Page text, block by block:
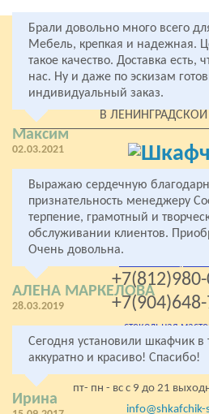
Брали довольно много всего
Мебель, крепкая и надежная.
такое качество. Доставка есть,
нас. Ну и даже по эскизам
индивидуальный заказ.
Максим
02.03.2021
Выражаю сердечную
признательность менеджеру
терпение, грамотный и
обслуживании клиентов.
Очень довольна.
АЛЕНА МАРКЕЛОВА
28.03.2019
Сегодня установили шкафчик в
аккуратно и красиво! Спасибо!
Ирина
ПО СЕРИИ
У МЕТРО
ПО
В
Все права
2005- 2026
Мебель на
от
стекольная
Колпино, Левый
пт- пн - вс с 9 до 21
info@shkafchik-